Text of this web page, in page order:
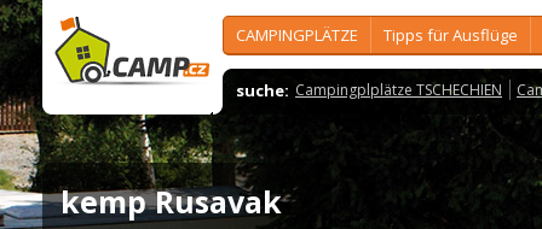
CAMPINGPLÄTZE Tipps für Ausflüge
suche: Campingplplätze TSCHECHIEN
kemp Rusavak